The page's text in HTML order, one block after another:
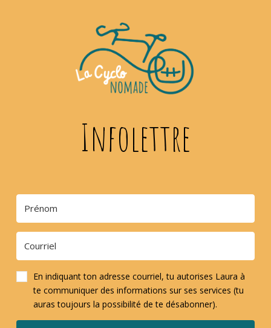
Infolettre
En indiquant ton adresse courriel, tu autorises Laura à
te communiquer des informations sur ses services (tu
auras toujours la possibilité de te désabonner).